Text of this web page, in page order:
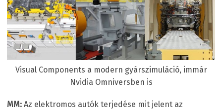
Visual Components a modern gyárszimuláció, immár
Nvidia Omniversben is
MM: Az elektromos autók terjedése mit jelent az